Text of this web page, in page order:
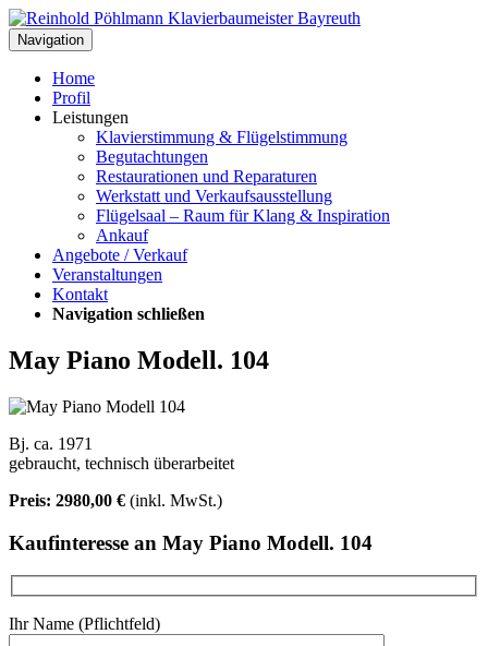
Navigation
Home
Profil
Leistungen
Klavierstimmung & Flügelstimmung
Begutachtungen
Restaurationen und Reparaturen
Werkstatt und Verkaufsausstellung
Flügelsaal – Raum für Klang & Inspiration
Ankauf
Angebote / Verkauf
Veranstaltungen
Kontakt
Navigation schließen
May Piano Modell. 104
Bj. ca. 1971
gebraucht, technisch überarbeitet
Preis: 2980,00 € (inkl. MwSt.)
Kaufinteresse an May Piano Modell. 104
Ihr Name (Pflichtfeld)